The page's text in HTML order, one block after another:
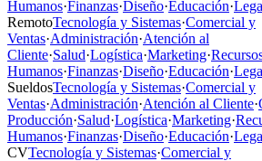
Humanos·Finanzas·Diseño·Educación·
RemotoTecnología y Sistemas·Comercial y
Ventas·Administración·Atención al
Cliente·Salud·Logística·Marketing·
Humanos·Finanzas·Diseño·Educación·
SueldosTecnología y Sistemas·Comercial y
Ventas·Administración·Atención al Cliente·
Producción·Salud·Logística·Marketing·
Humanos·Finanzas·Diseño·Educación·
CVTecnología y Sistemas·Comercial y